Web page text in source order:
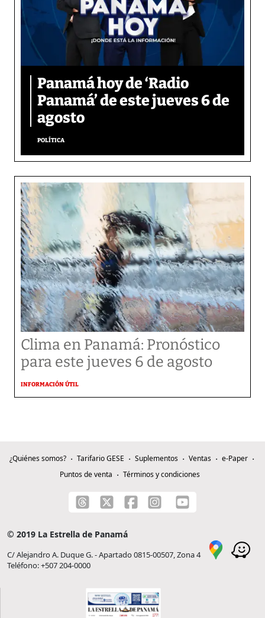
Panamá hoy de ‘Radio
Panamá’ de este jueves 6 de
agosto
POLÍTICA
Clima en Panamá: Pronóstico
para este jueves 6 de agosto
INFORMACIÓN ÚTIL
¿Quiénes somos? Tarifario GESE Suplementos Ventas
e-Paper
Puntos de venta
Términos y condiciones
© 2019 La Estrella de Panamá
C/ Alejandro A. Duque G. - Apartado 0815-00507, Zona 4
Teléfono: +507 204-0000